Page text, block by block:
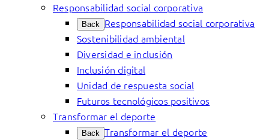
Responsabilidad social corporativa
Back Responsabilidad social corporativa
Sostenibilidad ambiental
Diversidad e inclusión
Inclusión digital
Unidad de respuesta social
Futuros tecnológicos positivos
Transformar el deporte
Back Transformar el deporte